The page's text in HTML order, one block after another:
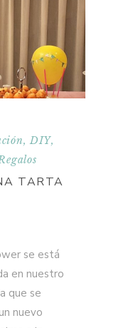
,DIY,
TARTA
se está
en nuestro
que se
nuevo